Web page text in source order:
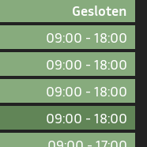
Gesloten
09:00 - 18:00
09:00 - 18:00
09:00 - 18:00
09:00 - 18:00